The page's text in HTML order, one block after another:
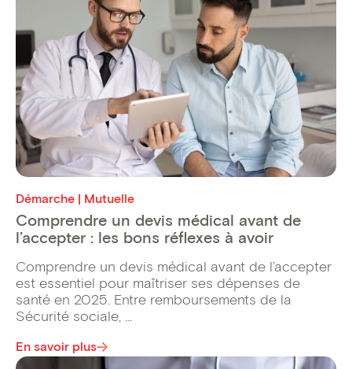
Démarche | Mutuelle
Comprendre un devis médical avant de
l’accepter : les bons réflexes à avoir
Comprendre un devis médical avant de l’accepter
est essentiel pour maîtriser ses dépenses de
santé en 2025. Entre remboursements de la
Sécurité sociale, ...
En savoir plus